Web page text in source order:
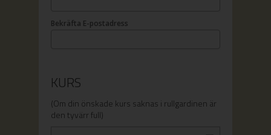
Bekräfta E-postadress
KURS
(Om din önskade kurs saknas i rullgardinen är
den tyvärr full)